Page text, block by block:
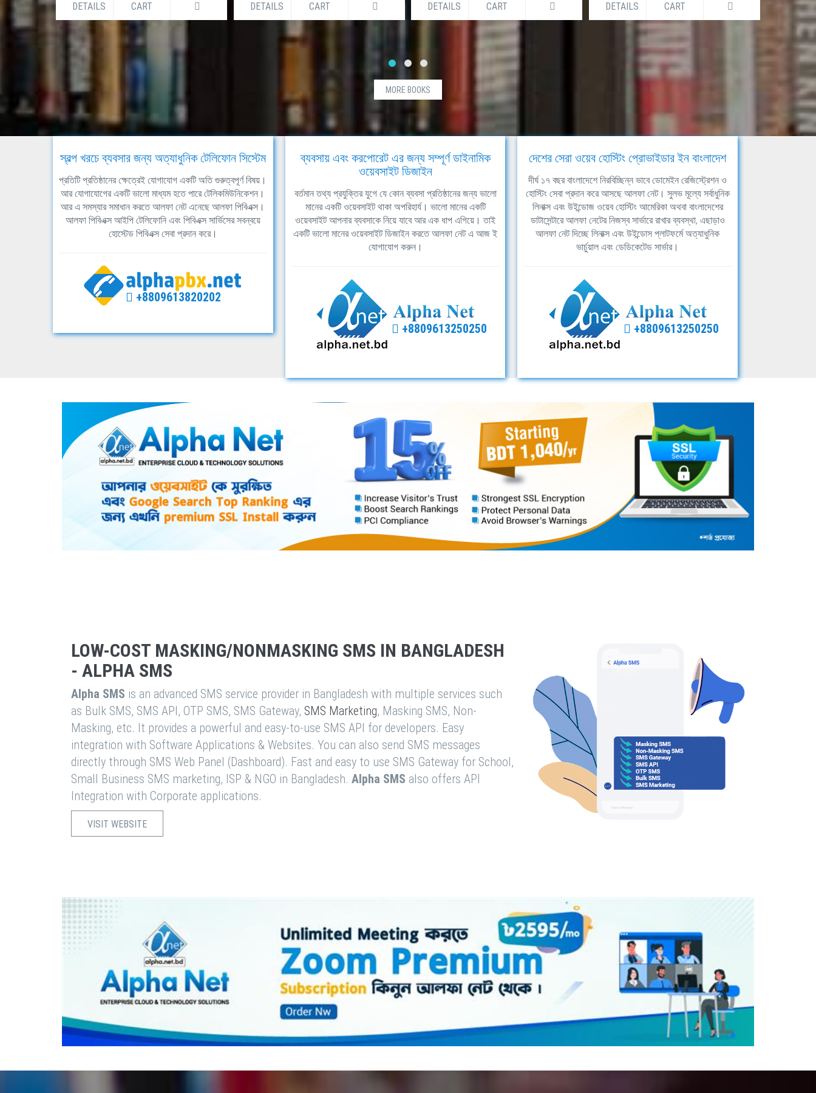
DETAILS CART DETAILS CART DETAILS CART DETAILS CART DETAILS
MORE BOOKS
স্বল্প খরচে ব্যবসার জন্য অত্যাধুনিক টেলিফোন সিস্টেম
প্রতিটি প্রতিষ্ঠানের ক্ষেত্রেই যোগাযোগ একটি অতি গুরুত্বপূর্ণ বিষয়।
আর যোগাযোগের একটি ভালো মাধ্যম হতে পারে টেলিকমিউনিকেশন।
আর এ সমস্যার সমাধান করতে আলফা নেট এনেছে আলফা পিবিএক্স।
আলফা পিবিএক্স আইপি টেলিফোনি এবং পিবিএক্স সার্ভিসের সবন্বয়ে
হোস্টেড পিবিএক্স সেবা প্রদান করে।
+8809613820202
ব্যবসায় এবং করপোরেট এর জন্য সম্পূর্ণ ডাইনামিক
ওয়েবসাইট ডিজাইন
বর্তমান তথ্য প্রযুক্তির যুগে যে কোন ব্যবসা প্রতিষ্ঠানের জন্য ভালো
মানের একটি ওয়েবসাইট থাকা অপরিহার্য। ভালো মানের একটি
ওয়েবসাইট আপনার ব্যবসাকে নিয়ে যাবে আর এক ধাপ এগিয়ে। তাই
একটি ভালো মানের ওয়েবসাইট ডিজাইন করতে আলফা নেট এ আজ ই
যোগাযোগ করুন।
+8809613250250
দেশের সেরা ওয়েব হোস্টিং প্রোভাইডার ইন বাংলাদেশ
দীর্ঘ ১৭ বছর বাংলাদেশে নিরবিচ্ছিন্ন ভাবে ডোমেইন রেজিস্ট্রেশন ও
হোস্টিং সেবা প্রদান করে আসছে আলফা নেট। সুলভ মূল্যে সর্বাধুনিক
লিনাক্স এবং উইন্ডোজ ওয়েব হোস্টিং আমেরিকা অথবা বাংলাদেশের
ডাটাসেন্টারে আলফা নেটের নিজস্ব সার্ভারে রাখার ব্যবস্থা, এছাড়াও
আলফা নেট দিচ্ছে লিনাক্স এবং উইন্ডোস প্লাটফর্মে অত্যাধুনিক
ভার্চুয়াল এবং ডেডিকেটেড সার্ভার।
+8809613250250
LOW-COST MASKING/NONMASKING SMS IN BANGLADESH
- ALPHA SMS
Alpha SMS is an advanced SMS service provider in Bangladesh with multiple services such
as Bulk SMS, SMS API, OTP SMS, SMS Gateway, SMS Marketing, Masking SMS, Non-
Masking, etc. It provides a powerful and easy-to-use SMS API for developers. Easy
integration with Software Applications & Websites. You can also send SMS messages
directly through SMS Web Panel (Dashboard). Fast and easy to use SMS Gateway for School,
Small Business SMS marketing, ISP & NGO in Bangladesh. Alpha SMS also offers API
Integration with Corporate applications.
VISIT WEBSITE